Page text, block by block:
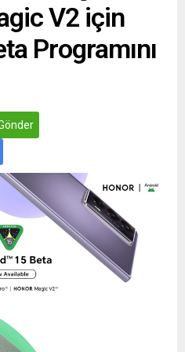
TYPE 00 konseptini Miami
Art Week kapsamında ilk
kez gösterdi....
V2 için
Programını